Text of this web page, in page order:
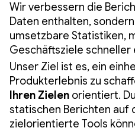
Wir verbessern die
Daten enthalten,
umsetzbare Statistiken,
Geschäftsziele schneller
Unser Ziel ist es, ein
Produkterlebnis zu
Ihren Zielen orientiert.
statischen Berichten auf
zielorientierte Tools